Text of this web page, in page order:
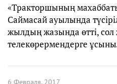
«Тракторшының
Саймасай ауылында
жылдың жазында өтті,
телекөрермендерге